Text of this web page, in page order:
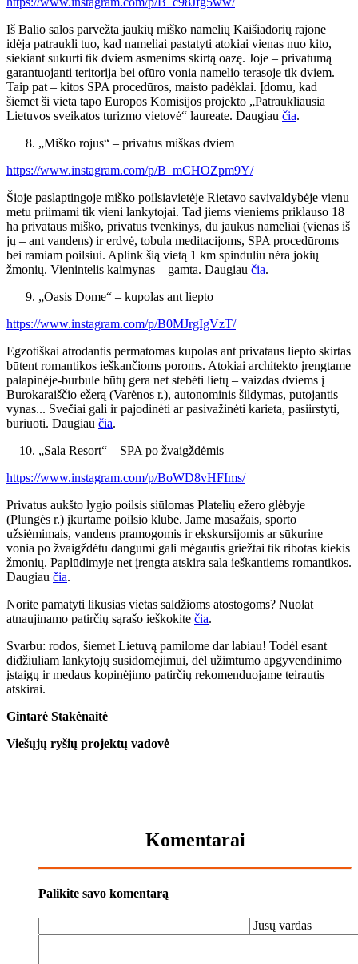
Iš Balio salos parvežta jaukių miško namelių Kaišiadorių rajone
idėja patraukli tuo, kad nameliai pastatyti atokiai vienas nuo kito,
siekiant sukurti tik dviem asmenims skirtą oazę. Joje – privatumą
garantuojanti teritorija bei ofūro vonia namelio terasoje tik dviem.
Taip pat – kitos SPA procedūros, maisto padėklai. Įdomu, kad
šiemet ši vieta tapo Europos Komisijos projekto „Patraukliausia
Lietuvos sveikatos turizmo vietovė“ laureate. Daugiau čia.
„Miško rojus“ – privatus miškas dviem
https://www.instagram.com/p/B_mCHOZpm9Y/
Šioje paslaptingoje miško poilsiavietėje Rietavo savivaldybėje vienu
metu priimami tik vieni lankytojai. Tad jiems vieniems priklauso 18
ha privataus miško, privatus tvenkinys, du jaukūs nameliai (vienas iš
jų – ant vandens) ir erdvė, tobula meditacijoms, SPA procedūroms
bei ramiam poilsiui. Aplink šią vietą 1 km spinduliu nėra jokių
žmonių. Vienintelis kaimynas – gamta. Daugiau čia.
„Oasis Dome“ – kupolas ant liepto
https://www.instagram.com/p/B0MJrgIgVzT/
Egzotiškai atrodantis permatomas kupolas ant privataus liepto skirtas
būtent romantikos ieškančioms poroms. Atokiai architekto įrengtame
palapinėje-burbule būtų gera net stebėti lietų – vaizdas dviems į
Burokaraiščio ežerą (Varėnos r.), autonominis šildymas, putojantis
vynas... Svečiai gali ir pajodinėti ar pasivažinėti karieta, pasiirstyti,
buriuoti. Daugiau čia.
„Sala Resort“ – SPA po žvaigždėmis
https://www.instagram.com/p/BoWD8vHFIms/
Privatus aukšto lygio poilsis siūlomas Platelių ežero glėbyje
(Plungės r.) įkurtame poilsio klube. Jame masažais, sporto
užsiėmimais, vandens pramogomis ir ekskursijomis ar sūkurine
vonia po žvaigždėtu dangumi gali mėgautis griežtai tik ribotas kiekis
žmonių. Paplūdimyje net įrengta atskira sala ieškantiems romantikos.
Daugiau čia.
Norite pamatyti likusias vietas saldžioms atostogoms? Nuolat
atnaujinamo patirčių sąrašo ieškokite čia.
Svarbu: rodos, šiemet Lietuvą pamilome dar labiau! Todėl esant
didžiuliam lankytojų susidomėjimui, dėl užimtumo apgyvendinimo
įstaigų ir medaus kopinėjimo patirčių rekomenduojame teirautis
atskirai.
Gintarė Stakėnaitė
Viešųjų ryšių projektų vadovė
Komentarai
Palikite savo komentarą
Jūsų vardas